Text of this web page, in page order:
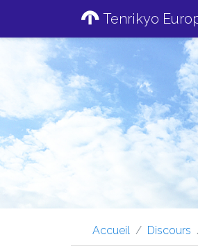
Tenrikyo
Accueil Discours